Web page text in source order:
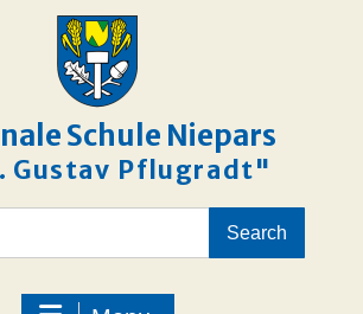
Schule Niepars
Gustav Pflugradt"